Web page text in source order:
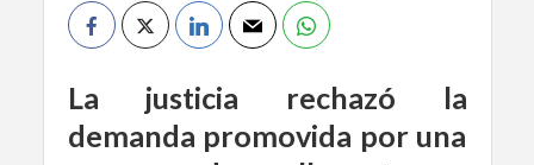
La justicia rechazó la
demanda promovida por una